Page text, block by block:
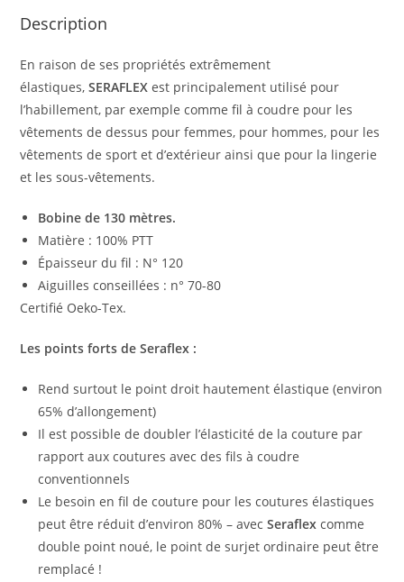
Description
En raison de ses propriétés extrêmement
élastiques, SERAFLEX est principalement utilisé pour
l’habillement, par exemple comme fil à coudre pour les
vêtements de dessus pour femmes, pour hommes, pour les
vêtements de sport et d’extérieur ainsi que pour la lingerie
et les sous-vêtements.
Bobine de 130 mètres.
Matière : 100% PTT
Épaisseur du fil : N° 120
Aiguilles conseillées : n° 70-80
Certifié Oeko-Tex.
Les points forts de Seraflex :
Rend surtout le point droit hautement élastique (environ
65% d’allongement)
Il est possible de doubler l’élasticité de la couture par
rapport aux coutures avec des fils à coudre
conventionnels
Le besoin en fil de couture pour les coutures élastiques
peut être réduit d’environ 80% – avec Seraflex comme
double point noué, le point de surjet ordinaire peut être
remplacé !